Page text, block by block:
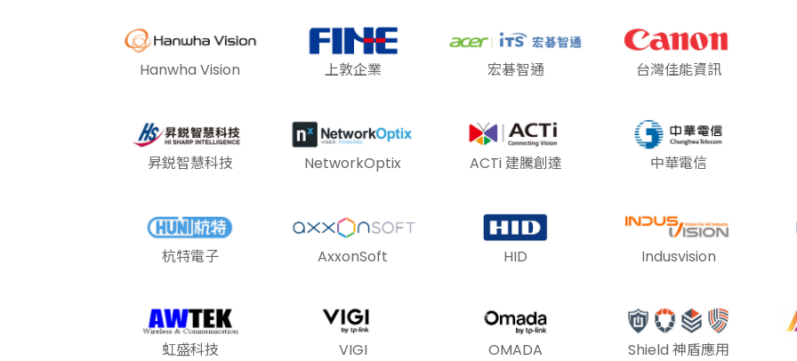
Hanwha Vision 上敦企業 宏碁智通 台灣佳能資訊
昇鋭智慧科技 NetworkOptix ACTi 建騰創達 中華電信
杭特電子 AxxonSoft HID Indusvision
虹盛科技 VIGI OMADA Shield 神盾應用